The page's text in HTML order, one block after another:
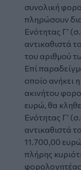
συνολική
πληρώσουν
Ενότητας Γ’
αντικαθιστά
του αριθµού
Επί
οποίο ανήκει
ακινήτου
ευρώ, θα
Ενότητας Γ’
αντικαθιστά
11.700,00
πλήρης